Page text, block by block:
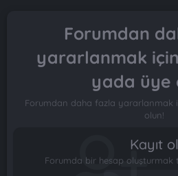
Forumdan
yararlanmak
yada üye
Forumdan daha fazla yararlanmak
olun!
Kayıt ol
Forumda bir hesap oluşturmak